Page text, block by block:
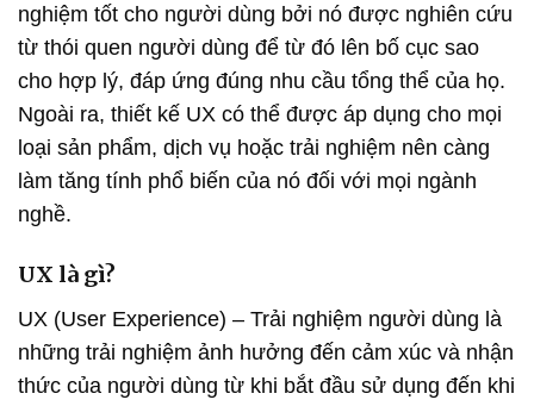
nghiệm tốt cho người dùng bởi nó được nghiên cứu
từ thói quen người dùng để từ đó lên bố cục sao
cho hợp lý, đáp ứng đúng nhu cầu tổng thể của họ.
Ngoài ra, thiết kế UX có thể được áp dụng cho mọi
loại sản phẩm, dịch vụ hoặc trải nghiệm nên càng
làm tăng tính phổ biến của nó đối với mọi ngành
nghề.
UX là gì?
UX (User Experience) – Trải nghiệm người dùng là
những trải nghiệm ảnh hưởng đến cảm xúc và nhận
thức của người dùng từ khi bắt đầu sử dụng đến khi